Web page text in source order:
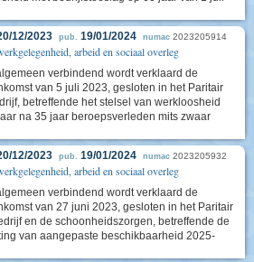
12/2023 pub. 19/01/2024 numac 2023205914
arbeid en sociaal overleg
verbindend wordt verklaard de
van 5 juli 2023, gesloten in het Paritair
betreffende het stelsel van werkloosheid
na 35 jaar beroepsverleden mits zwaar
12/2023 pub. 19/01/2024 numac 2023205932
arbeid en sociaal overleg
verbindend wordt verklaard de
van 27 juni 2023, gesloten in het Paritair
en de schoonheidszorgen, betreffende de
van aangepaste beschikbaarheid 2025-